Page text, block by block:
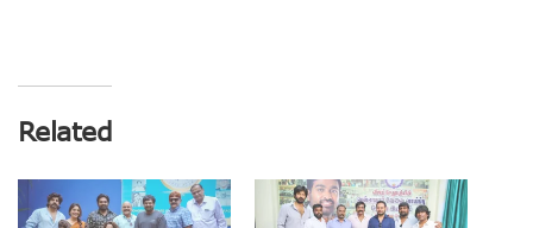
Related